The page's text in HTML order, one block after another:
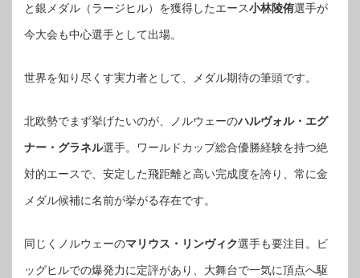
と銀メダル（ラージヒル）を獲得したエース小林陵侑選手が
今大会も中心選手として出場。
世界を知り尽くす実力者として、メダル期待の筆頭です。
北欧勢でまず挙げたいのが、ノルウェーのハルヴォル・エグ
ナー・グラネル選手。ワールドカップ総合優勝経験を持つ絶
対的エースで、安定した飛距離と高い完成度を誇り、常に金
メダル候補に名前が挙がる存在です。
同じくノルウェーのマリウス・リンヴィク選手も要注目。ビ
ッグヒルでの爆発力に定評があり、大舞台で一気に頂点へ駆